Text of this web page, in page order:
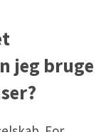
jeg bruge